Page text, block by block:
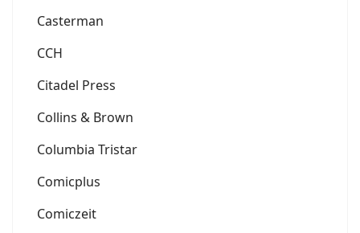
Casterman
CCH
Citadel Press
Collins & Brown
Columbia Tristar
Comicplus
Comiczeit